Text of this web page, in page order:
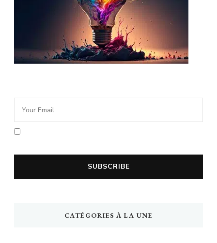
CATÉGORIES À LA UNE